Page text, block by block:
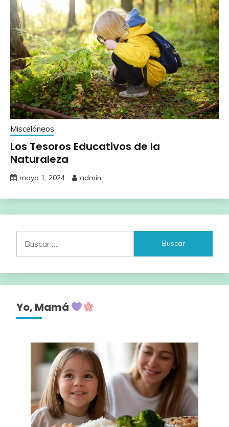
Misceláneos
Los Tesoros Educativos de la
Naturaleza
mayo 1, 2024 admin
Yo, Mamá